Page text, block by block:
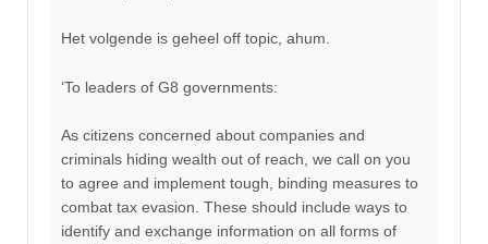
Het volgende is geheel off topic, ahum.
‘To leaders of G8 governments:
As citizens concerned about companies and
criminals hiding wealth out of reach, we call on you
to agree and implement tough, binding measures to
combat tax evasion. These should include ways to
identify and exchange information on all forms of